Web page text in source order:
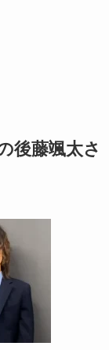
後藤颯太さ